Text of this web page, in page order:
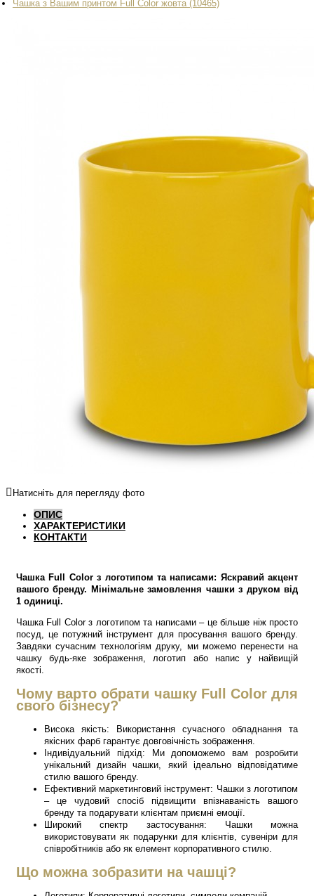
Чашка з Вашим принтом Full Color жовта (10465)
Натисніть для перегляду фото
ОПИС
ХАРАКТЕРИСТИКИ
КОНТАКТИ
Чашка Full Color з логотипом та написами: Яскравий акцент
вашого бренду. Мінімальне замовлення чашки з друком від
1 одиниці.
Чашка Full Color з логотипом та написами – це більше ніж просто
посуд, це потужний інструмент для просування вашого бренду.
Завдяки сучасним технологіям друку, ми можемо перенести на
чашку будь-яке зображення, логотип або напис у найвищій
якості.
Чому варто обрати чашку Full Color для
свого бізнесу?
Висока якість: Використання сучасного обладнання та
якісних фарб гарантує довговічність зображення.
Індивідуальний підхід: Ми допоможемо вам розробити
унікальний дизайн чашки, який ідеально відповідатиме
стилю вашого бренду.
Ефективний маркетинговий інструмент: Чашки з логотипом
– це чудовий спосіб підвищити впізнаваність вашого
бренду та подарувати клієнтам приємні емоції.
Широкий спектр застосування: Чашки можна
використовувати як подарунки для клієнтів, сувеніри для
співробітників або як елемент корпоративного стилю.
Що можна зобразити на чашці?